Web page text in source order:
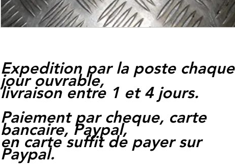
Expedition par la poste chaque
jour ouvrable,
livraison entre 1 et 4 jours.
Paiement par cheque, carte
bancaire, Paypal,
en carte suffit de payer sur
Paypal.